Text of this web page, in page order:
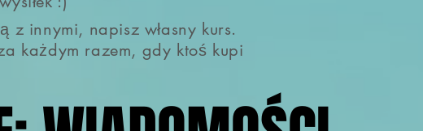
innymi, napisz własny kurs.
każdym razem, gdy ktoś kupi